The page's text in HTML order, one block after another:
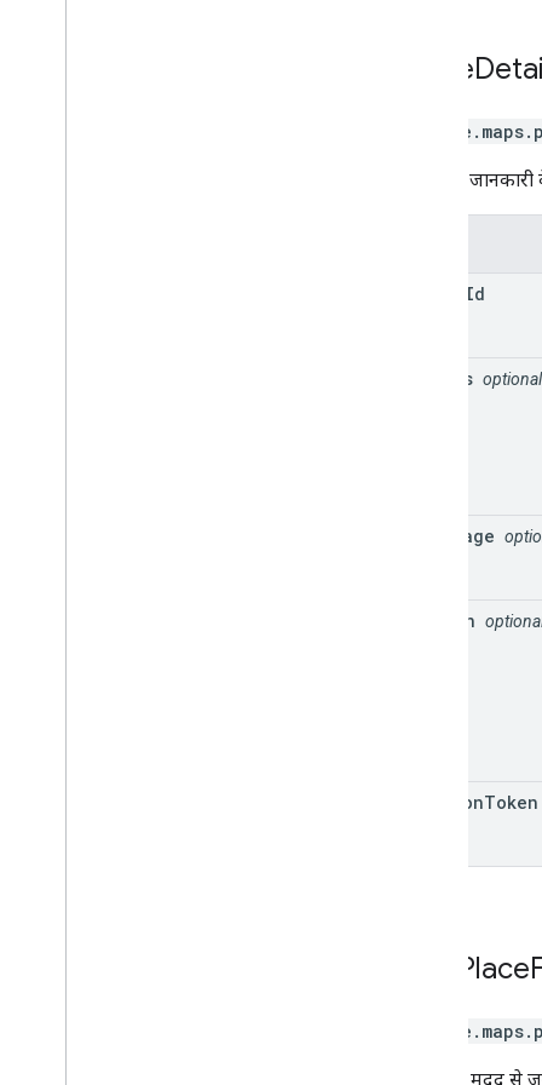
Place
जगह की
Id
fields optional
language
region
sessionToken
Place
टेक्स्ट की मदद से